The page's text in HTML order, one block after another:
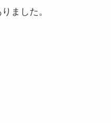
ました。